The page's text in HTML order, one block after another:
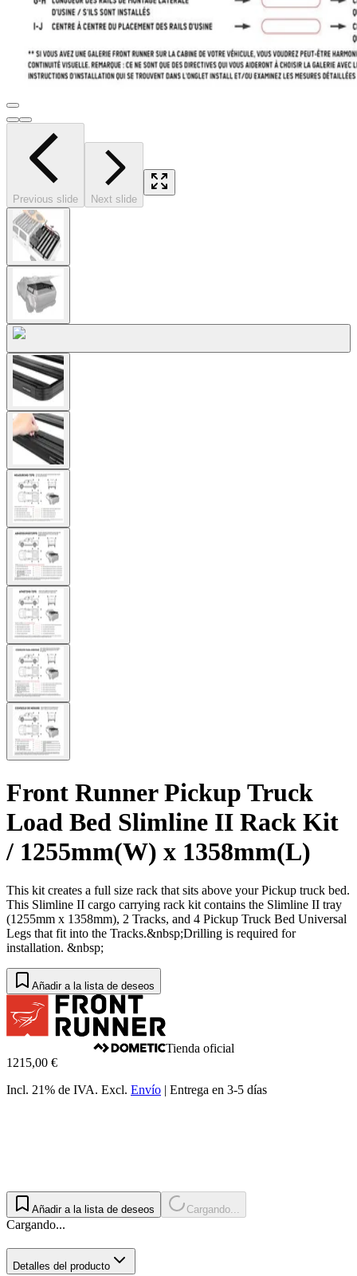
Previous slide Next slide
Front Runner Pickup Truck
Load Bed Slimline II Rack Kit
/ 1255mm(W) x 1358mm(L)
This kit creates a full size rack that sits above your Pickup truck bed.
This Slimline II cargo carrying rack kit contains the Slimline II tray
(1255mm x 1358mm), 2 Tracks, and 4 Pickup Truck Bed Universal
Legs that fit into the Tracks.&nbsp;Drilling is required for
installation. &nbsp;
Añadir a la lista de deseos
Tienda oficial
1215,00 €
Incl. 21% de IVA. Excl. Envío | Entrega en 3-5 días
Añadir a la lista de deseos Cargando...
Cargando...
Detalles del producto